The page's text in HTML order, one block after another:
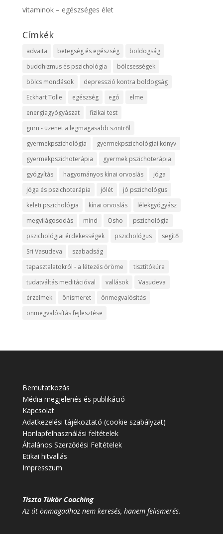
vitaminok – egészséges élet
Címkék
advaita betegség és egészség
boldogság
buddhizmus és pszichológia
bölcsességek
bölcs mondások
depresszió kontra boldogság
Eckhart Tolle
egészség egó
elme
energiagyógyászat
fizikai test
guru - üzenet a legmagasabb szintről
gyermekpszichológia
gyermekpszichológiai könyv
gyermekpszichoterápia
gyermek pszichoterápia
gyógyítás
hagyományos kínai orvoslás
jóga
jóga és pszichoterápia
jólét
jó pszichológus
keleti pszichológia
kínai orvoslás
lélekgyógyász
megvilágosodás
mind Osho
pszichológia
pszichológiai érdekességek
pszichológus
segítő
Sri Vasudeva
szabadság
tapasztalatokról - a létezés öröme
tisztítókúra
tudatváltás meditációval
vallások
Vasudeva
érzelmek
önismeret
önmegvalósítás
önmegvalósítás fejlesztése
Bemutatkozás
Média megjelenés és publikáció
Kapcsolat
Adatkezelési tájékoztató (cookie szabályzat)
Honlapfelhasználási feltételek
Általános Szerződési Feltételek
Etikai hitvallás
Impresszum
Tiszta Tükör Coaching
Az út önmagadhoz nem keresés, hanem felismerés.